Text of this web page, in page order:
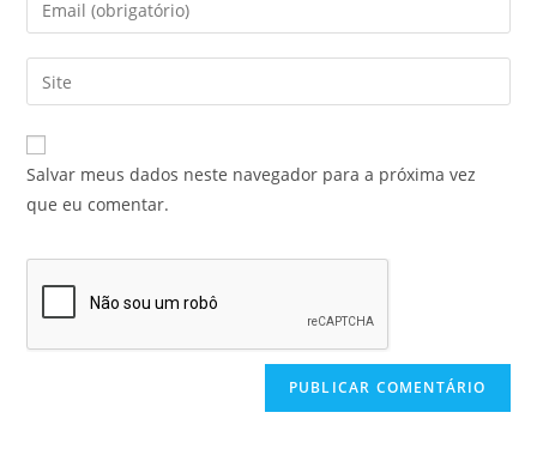
Salvar meus dados neste navegador para a próxima vez
que eu comentar.